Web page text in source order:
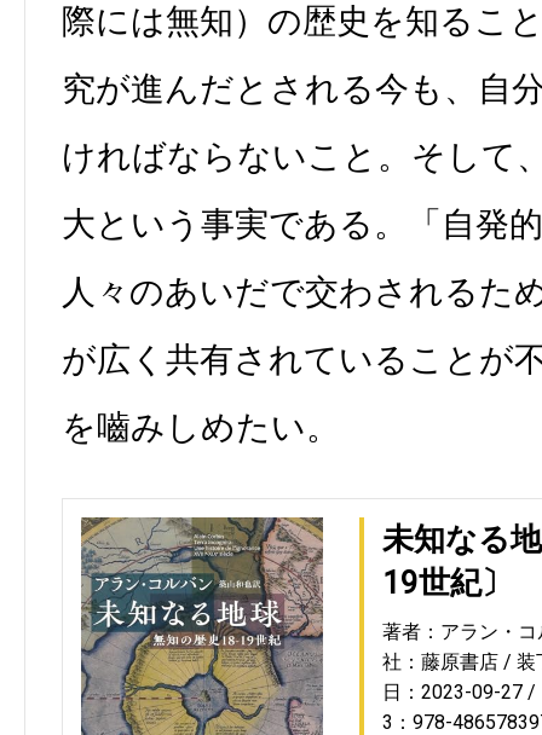
際には無知）の歴史を知るこ
究が進んだとされる今も、自
ければならないこと。そして
大という事実である。「自発
人々のあいだで交わされるた
が広く共有されていることが
を嚙みしめたい。
未知なる
19世紀〕
著者：アラン・コ
社：藤原書店
装
日：2023-09-27
3：978-